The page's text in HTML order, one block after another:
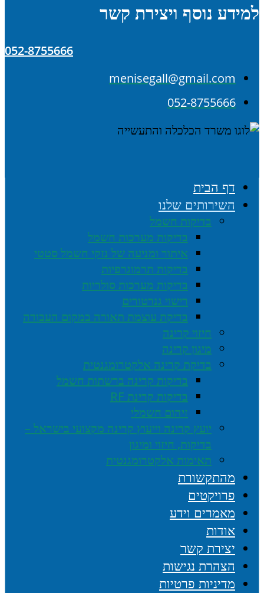
למידע נוסף ויצירת קשר
052-8755666
menisegall@gmail.com
052-8755666
דף הבית
השירותים שלנו
בדיקות חשמל
בדיקות מערכות חשמל
איתור ומניעה של נזקי חשמל סטטי
בדיקות תרמוגרפיות
בדיקות מערכות סולריות
רישוי גנרטורים
בדיקת עוצמת תאורה במקום העבודה
חיזוי קרינה
מיגון קרינה
בדיקת קרינה אלקטרומגנטית
בדיקות קרינה ברשתות חשמל
בדיקות קרינת RF
זיהום חשמלי
יועץ קרינה וייעוץ קרינה מקצועי בישראל –
בדיקות, חיזוי ומיגון
תאימות אלקטרומגנטית
מהתקשורת
פרויקטים
מאמרים וידע
אודות
יצירת קשר
הצהרת נגישות
מדיניות פרטיות